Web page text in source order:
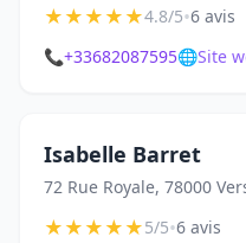
★★★★★4.8/5•6 avis
📞+33682087595🌐Site
Isabelle Barret
72 Rue Royale, 78000
★★★★★5/5•6 avis